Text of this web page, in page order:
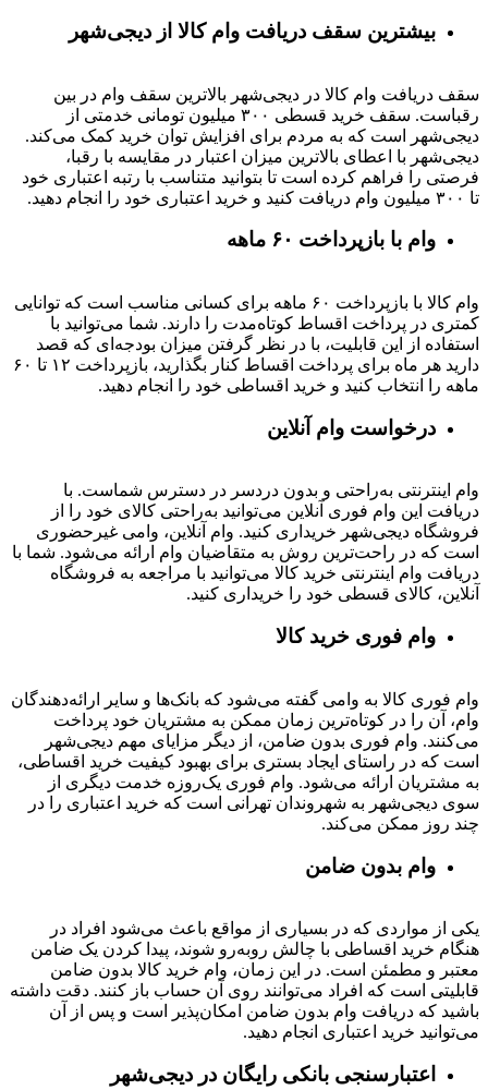
بیشترین سقف دریافت وام کالا از دیجی‌شهر
سقف دریافت وام کالا در دیجی‌شهر بالاترین سقف وام در بین
رقباست. سقف خرید قسطی ۳۰۰ میلیون تومانی خدمتی از
دیجی‌شهر است که به مردم برای افزایش توان خرید کمک می‌کند.
دیجی‌شهر با اعطای بالاترین میزان اعتبار در مقایسه با رقبا،
فرصتی را فراهم کرده است تا بتوانید متناسب با رتبه اعتباری خود
تا ۳۰۰ میلیون وام دریافت کنید و خرید اعتباری خود را انجام دهید.
وام با بازپرداخت ۶۰ ماهه
وام کالا با بازپرداخت ۶۰ ماهه برای کسانی مناسب است که توانایی
کمتری در پرداخت اقساط کوتاه‌مدت را دارند. شما می‌توانید با
استفاده از این قابلیت، با در نظر گرفتن میزان بودجه‌ای که قصد
دارید هر ماه برای پرداخت اقساط کنار بگذارید، بازپرداخت ۱۲ تا ۶۰
ماهه را انتخاب کنید و خرید اقساطی خود را انجام دهید.
درخواست وام آنلاین
وام اینترنتی به‌راحتی و بدون دردسر در دسترس شماست. با
دریافت این وام فوری آنلاین می‌توانید به‌راحتی کالای خود را از
فروشگاه دیجی‌شهر خریداری کنید. وام آنلاین، وامی غیرحضوری
است که در راحت‌ترین روش به متقاضیان وام ارائه می‌شود. شما با
دریافت وام اینترنتی خرید کالا می‌توانید با مراجعه به فروشگاه
آنلاین، کالای قسطی خود را خریداری کنید.
وام فوری خرید کالا
وام فوری کالا به وامی گفته می‌شود که بانک‌ها و سایر ارائه‌دهندگان
وام، آن را در کوتاه‌ترین زمان ممکن به مشتریان خود پرداخت
می‌کنند. وام فوری بدون ضامن، از دیگر مزایای مهم دیجی‌شهر
است که در راستای ایجاد بستری برای بهبود کیفیت خرید اقساطی،
به مشتریان ارائه می‌شود. وام فوری یک‌روزه خدمت دیگری از
سوی دیجی‌شهر به شهروندان تهرانی است که خرید اعتباری را در
چند روز ممکن می‌کند.
وام بدون ضامن
یکی از مواردی که در بسیاری از مواقع باعث می‌شود افراد در
هنگام خرید اقساطی با چالش روبه‌رو شوند، پیدا کردن یک ضامن
معتبر و مطمئن است. در این زمان، وام خرید کالا بدون ضامن
قابلیتی است که افراد می‌توانند روی آن حساب باز کنند. دقت داشته
باشید که دریافت وام بدون ضامن امکان‌پذیر است و پس از آن
می‌توانید خرید اعتباری انجام دهید.
اعتبارسنجی بانکی رایگان در دیجی‌شهر